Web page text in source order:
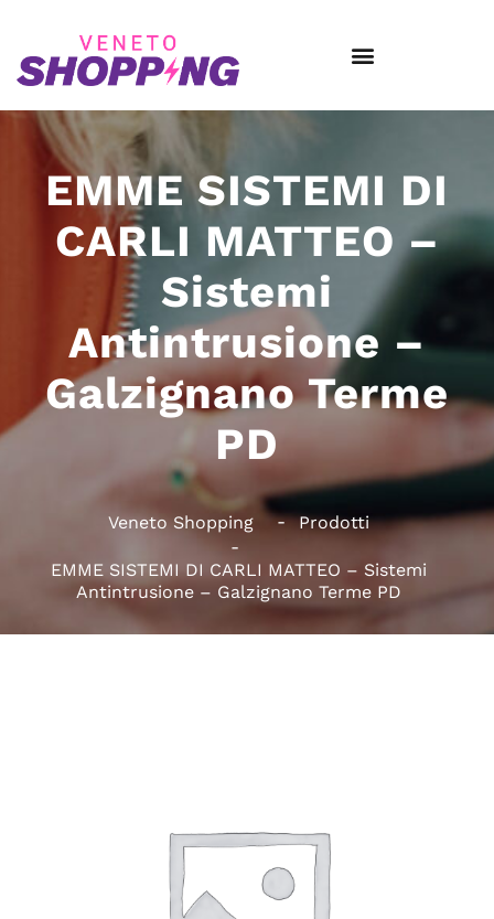
EMME SISTEMI DI
CARLI MATTEO –
Sistemi
Antintrusione –
Galzignano Terme
PD
Veneto Shopping Prodotti
EMME SISTEMI DI CARLI MATTEO – Sistemi
Antintrusione – Galzignano Terme PD